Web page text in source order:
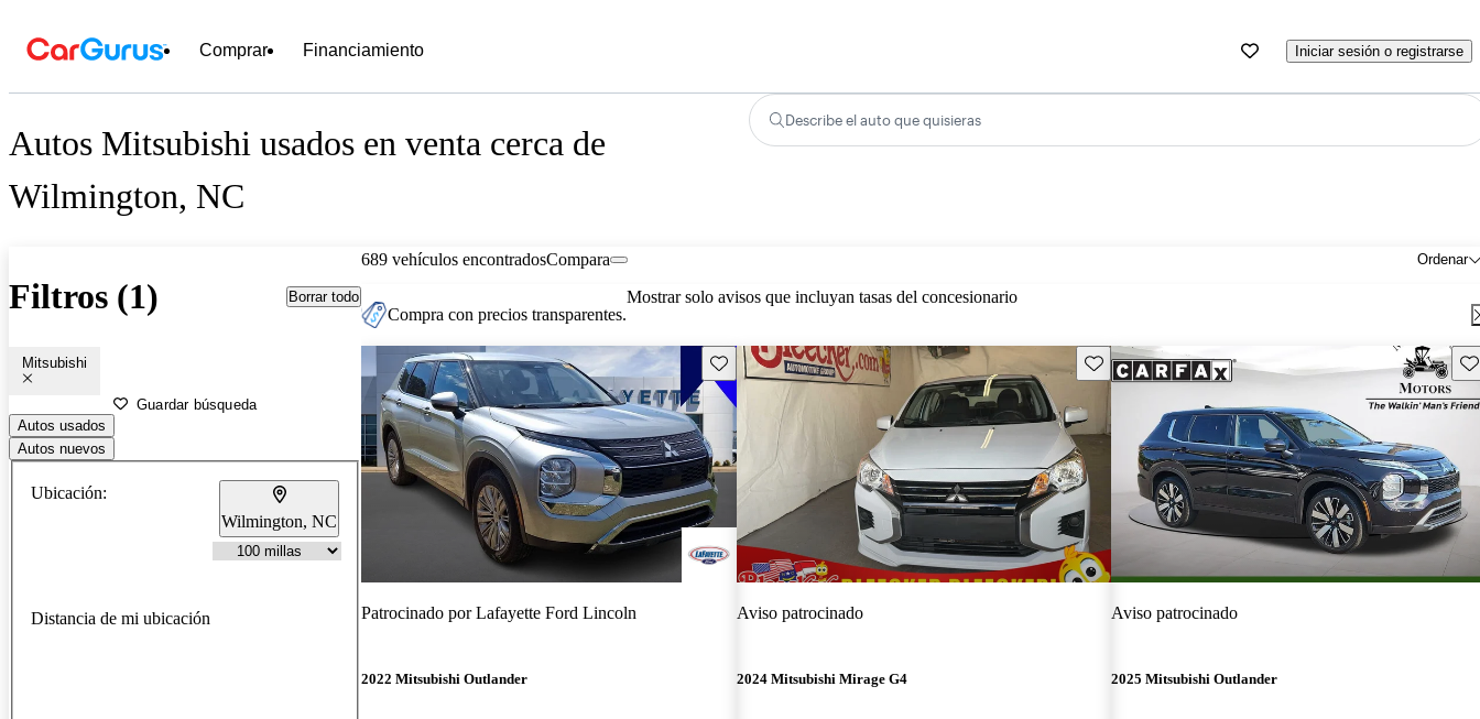
Comprar Financiamiento Iniciar sesión o registrarse
Autos Mitsubishi usados en venta cerca de
Wilmington, NC
Describe el auto que quisieras
Filtros (1) Borrar todo
Mitsubishi
Guardar búsqueda
Autos usados
Autos nuevos
Ubicación:
Wilmington, NC
Distancia de mi ubicación
689 vehículos encontrados Ordenar
Compara
Compra con precios transparentes.
Mostrar solo avisos que incluyan tasas del concesionario
Guarda este Aviso
Patrocinado porLafayette Ford Lincoln
2022 Mitsubishi Outlander
Guarda este Aviso
Aviso patrocinado
2024 Mitsubishi Mirage G4
Aviso patrocinado
2025 Mitsubishi Outlander